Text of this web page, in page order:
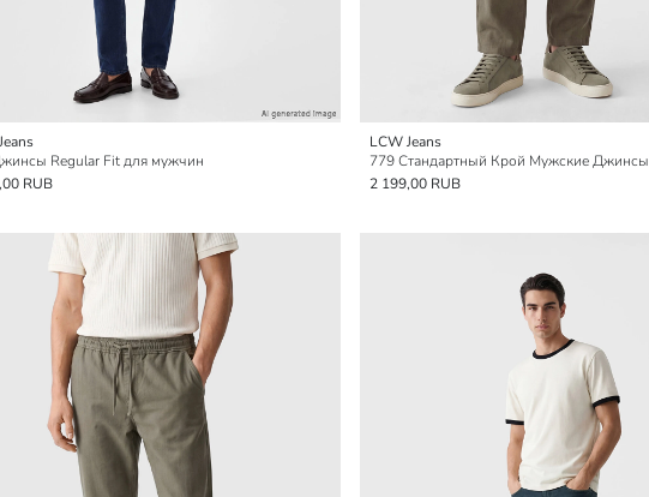
Regular Fit для мужчин
RUB
LCW Jeans
779 Стандартный Крой Мужские Джинсы
2 199,00 RUB